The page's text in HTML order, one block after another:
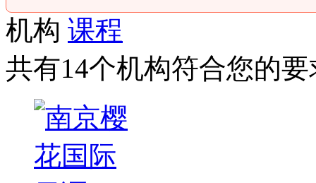
机构 课程
共有14个机构符合您的要